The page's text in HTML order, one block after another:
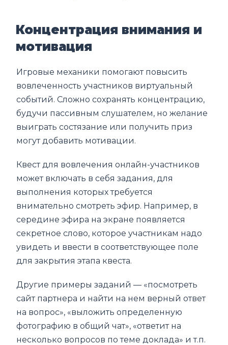
Концентрация внимания и
мотивация
Игровые механики помогают повысить
вовлеченность участников виртуальный
событий. Сложно сохранять концентрацию,
будучи пассивным слушателем, но желание
выиграть состязание или получить приз
могут добавить мотивации.
Квест для вовлечения онлайн-участников
может включать в себя задания, для
выполнения которых требуется
внимательно смотреть эфир. Например, в
середине эфира на экране появляется
секретное слово, которое участникам надо
увидеть и ввести в соответствующее поле
для закрытия этапа квеста.
Другие примеры заданий — «посмотреть
сайт партнера и найти на нем верный ответ
на вопрос», «выложить определенную
фотографию в общий чат», «ответит на
несколько вопросов по теме доклада» и т.п.